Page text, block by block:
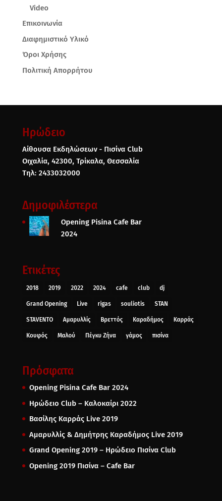
Video
Επικοινωνία
Διαφημιστικό Υλικό
Όροι Χρήσης
Πολιτική Απορρήτου
Ηρώδειο
Αίθουσα Εκδηλώσεων - Πισίνα Club
Οιχαλία, 42300, Τρίκαλα, Θεσσαλία
Τηλ: 2433032000
Δημοφιλέστερα
Opening Pisina Cafe Bar
2024
Ετικέτες
2018 2019 2022 2024 cafe club dj
Grand Opening Live rigas souliotis STAN
STAVENTO Αμαρυλλίς Βρεττός Καραδήμος Καρράς
Κουφός Μαλού Πέγκυ Ζήνα γάμος πισίνα
Πρόσφατα
Opening Pisina Cafe Bar 2024
Ηρώδειο Club – Καλοκαίρι 2022
Βασίλης Καρράς Live 2019
Αμαρυλλίς & Δημήτρης Καραδήμος Live 2019
Grand Opening 2019 – Ηρώδειο Πισίνα Club
Opening 2019 Πισίνα – Cafe Bar